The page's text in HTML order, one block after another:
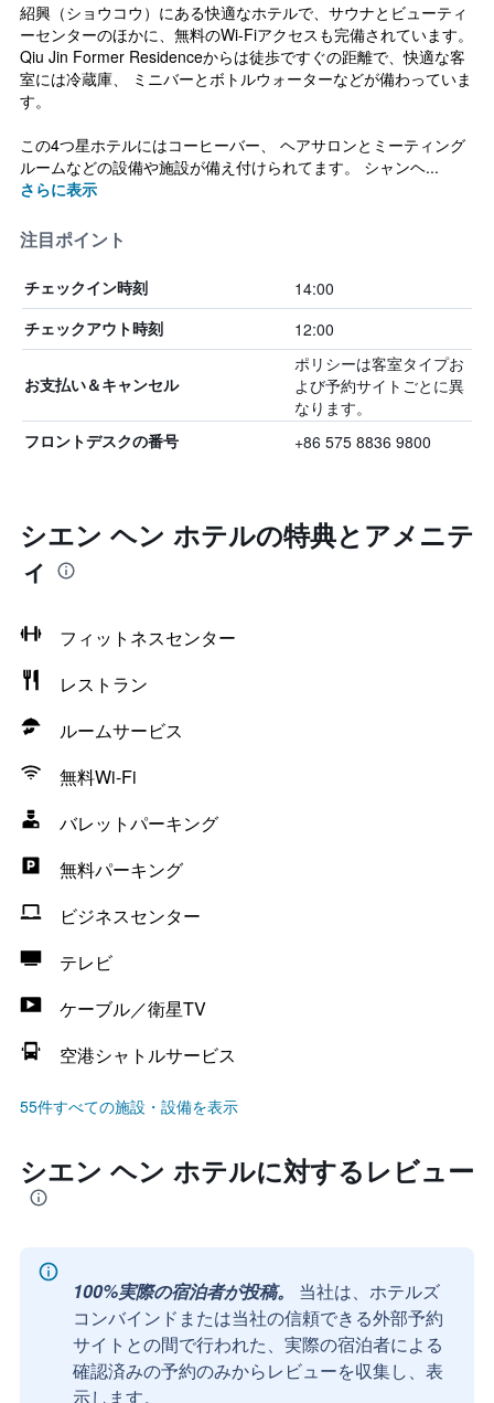
紹興（ショウコウ）にある快適なホテルで、サウナとビューティ
ーセンターのほかに、無料のWi-Fiアクセスも完備されています。
Qiu Jin Former Residenceからは徒歩ですぐの距離で、快適な客
室には冷蔵庫、 ミニバーとボトルウォーターなどが備わっていま
す。
この4つ星ホテルにはコーヒーバー、 ヘアサロンとミーティング
ルームなどの設備や施設が備え付けられてます。 シャンヘ...
さらに表示
注目ポイント
チェックイン時刻 14:00
チェックアウト時刻 12:00
お支払い＆キャンセル
ポリシーは客室タイプお
よび予約サイトごとに異
なります。
フロントデスクの番号 +86 575 8836 9800
シエン ヘン ホテルの特典とアメニテ
ィ
フィットネスセンター
レストラン
ルームサービス
無料Wi-Fi
バレットパーキング
無料パーキング
ビジネスセンター
テレビ
ケーブル／衛星TV
空港シャトルサービス
55件すべての施設・設備を表示
シエン ヘン ホテルに対するレビュー
100%実際の宿泊者が投稿。
当社は、ホテルズ
コンバインドまたは当社の信頼できる外部予約
サイトとの間で行われた、実際の宿泊者による
確認済みの予約のみからレビューを収集し、表
示します。